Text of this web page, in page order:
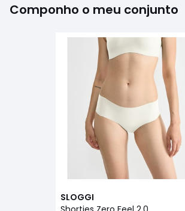
Componho o meu conjunto
SLOGGI